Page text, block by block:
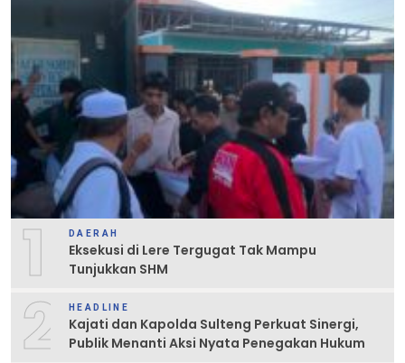
1 DAERAH
Eksekusi di Lere Tergugat Tak Mampu
Tunjukkan SHM
2 HEADLINE
Kajati dan Kapolda Sulteng Perkuat Sinergi,
Publik Menanti Aksi Nyata Penegakan Hukum